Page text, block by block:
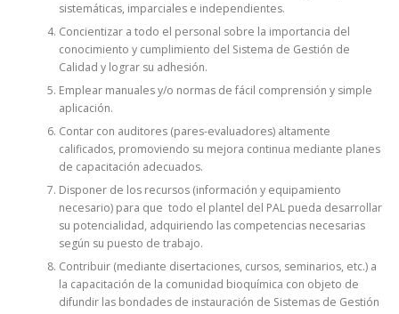
sistemáticas, imparciales e independientes.
Concientizar a todo el personal sobre la importancia del
conocimiento y cumplimiento del Sistema de Gestión de
Calidad y lograr su adhesión.
Emplear manuales y/o normas de fácil comprensión y simple
aplicación.
Contar con auditores (pares-evaluadores) altamente
calificados, promoviendo su mejora continua mediante planes
de capacitación adecuados.
Disponer de los recursos (información y equipamiento
necesario) para que todo el plantel del PAL pueda desarrollar
su potencialidad, adquiriendo las competencias necesarias
según su puesto de trabajo.
Contribuir (mediante disertaciones, cursos, seminarios, etc.) a
la capacitación de la comunidad bioquímica con objeto de
difundir las bondades de instauración de Sistemas de Gestión